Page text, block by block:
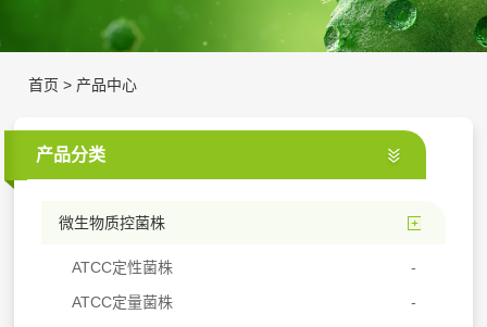
首页 > 产品中心
产品分类
微生物质控菌株
ATCC定性菌株
ATCC定量菌株